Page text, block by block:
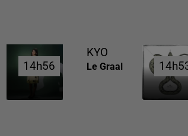
14h56
14h56
KYO
Le Graal